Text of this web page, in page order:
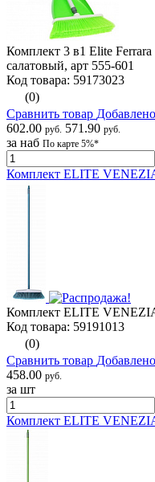
Комплект 3 в1 Elite
салатовый, арт 555-601
Код товара: 59173023
(0)
Сравнить товар Добавлено
602.00 руб. 571.90 руб.
за наб По карте 5%*
Комплект ELITE
Комплект ELITE
Код товара: 59191013
(0)
Сравнить товар Добавлено
458.00 руб.
за шт
Комплект ELITE